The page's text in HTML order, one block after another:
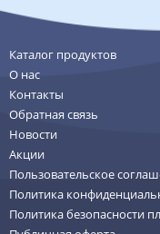
Каталог продуктов
О нас
Контакты
Обратная связь
Новости
Акции
Пользовательское
Политика
Политика безопасности